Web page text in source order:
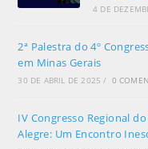
4 DE
2ª Palestra do 4º
em Minas Gerais
30 DE ABRIL DE 2025 / 0
IV Congresso Regional
Alegre: Um Encontro